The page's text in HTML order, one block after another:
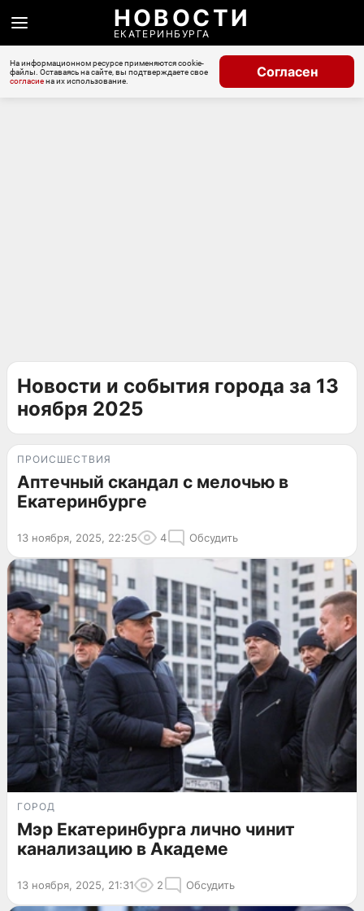
НОВОСТИ
ЕКАТЕРИНБУРГА
На информационном ресурсе применяются cookie-
файлы. Оставаясь на сайте, вы подтверждаете свое
согласиена их использование.
Согласен
Новости и события города за 13
ноября 2025
ПРОИСШЕСТВИЯ
Аптечный скандал с мелочью в
Екатеринбурге
13 ноября, 2025, 22:25 4 Обсудить
ГОРОД
Мэр Екатеринбурга лично чинит
канализацию в Академе
13 ноября, 2025, 21:31 2 Обсудить